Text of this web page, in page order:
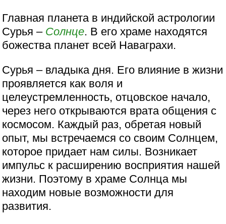
Главная планета в индийской астрологии
Сурья – Солнце. В его храме находятся
божества планет всей Наваграхи.
Сурья – владыка дня. Его влияние в жизни
проявляется как воля и
целеустремленность, отцовское начало,
через него открываются врата общения с
космосом. Каждый раз, обретая новый
опыт, мы встречаемся со своим Солнцем,
которое придает нам силы. Возникает
импульс к расширению восприятия нашей
жизни. Поэтому в храме Солнца мы
находим новые возможности для
развития.